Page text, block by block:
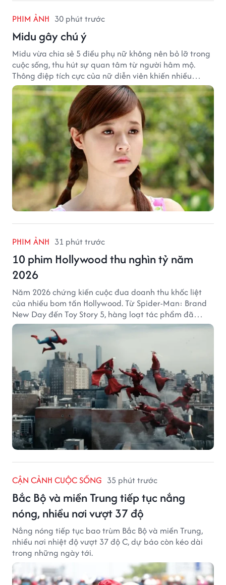
PHIM ẢNH 30 phút trước
Midu gây chú ý
Midu vừa chia sẻ 5 điều phụ nữ không nên bỏ lỡ trong
cuộc sống, thu hút sự quan tâm từ người hâm mộ.
Thông điệp tích cực của nữ diễn viên khiến nhiều
người đồng cảm khi nhìn lại hành trình sự nghiệp và
hạnh phúc hiện tại của cô.
PHIM ẢNH 31 phút trước
10 phim Hollywood thu nghìn tỷ năm
2026
Năm 2026 chứng kiến cuộc đua doanh thu khốc liệt
của nhiều bom tấn Hollywood. Từ Spider-Man: Brand
New Day đến Toy Story 5, hàng loạt tác phẩm đã
mang về hàng chục nghìn tỷ đồng và tạo nên những
cột mốc đáng nhớ tại phòng vé toàn cầu.
CẬN CẢNH CUỘC SỐNG 35 phút trước
Bắc Bộ và miền Trung tiếp tục nắng
nóng, nhiều nơi vượt 37 độ
Nắng nóng tiếp tục bao trùm Bắc Bộ và miền Trung,
nhiều nơi nhiệt độ vượt 37 độ C, dự báo còn kéo dài
trong những ngày tới.